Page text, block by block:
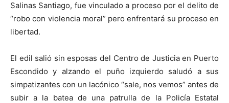
Salinas Santiago, fue vinculado a proceso por el delito de
“robo con violencia moral” pero enfrentará su proceso en
libertad.
El edil salió sin esposas del Centro de Justicia en Puerto
Escondido y alzando el puño izquierdo saludó a sus
simpatizantes con un lacónico “sale, nos vemos” antes de
subir a la batea de una patrulla de la Policía Estatal